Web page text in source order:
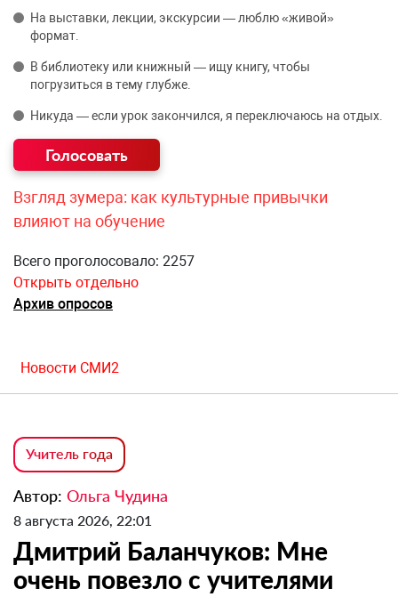
На выставки, лекции, экскурсии — люблю «живой»
формат.
В библиотеку или книжный — ищу книгу, чтобы
погрузиться в тему глубже.
Никуда — если урок закончился, я переключаюсь на отдых.
Взгляд зумера: как культурные привычки
влияют на обучение
Всего проголосовало: 2257
Открыть отдельно
Архив опросов
Новости СМИ2
Учитель года
Автор: Ольга Чудина
8 августа 2026, 22:01
Дмитрий Баланчуков: Мне
очень повезло с учителями